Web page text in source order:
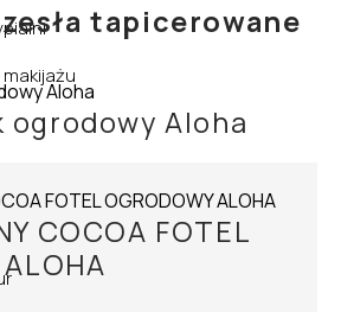
tapicerowane
Aloha
COCOA FOTEL